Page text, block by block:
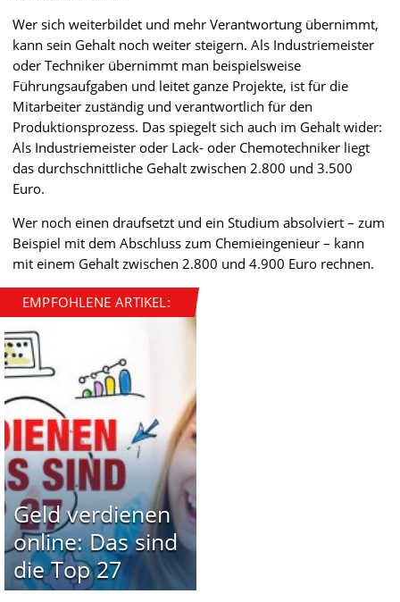
Wer sich weiterbildet und mehr Verantwortung übernimmt,
kann sein Gehalt noch weiter steigern. Als Industriemeister
oder Techniker übernimmt man beispielsweise
Führungsaufgaben und leitet ganze Projekte, ist für die
Mitarbeiter zuständig und verantwortlich für den
Produktionsprozess. Das spiegelt sich auch im Gehalt wider:
Als Industriemeister oder Lack- oder Chemotechniker liegt
das durchschnittliche Gehalt zwischen 2.800 und 3.500
Euro.
Wer noch einen draufsetzt und ein Studium absolviert – zum
Beispiel mit dem Abschluss zum Chemieingenieur – kann
mit einem Gehalt zwischen 2.800 und 4.900 Euro rechnen.
EMPFOHLENE ARTIKEL:
Geld verdienen
online: Das sind
die Top 27